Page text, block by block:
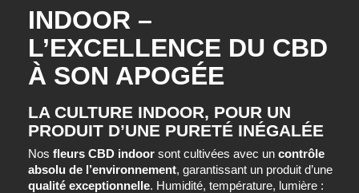
INDOOR –
L’EXCELLENCE DU CBD
À SON APOGÉE
LA CULTURE INDOOR, POUR UN
PRODUIT D’UNE PURETÉ INÉGALÉE
Nos fleurs CBD indoor sont cultivées avec uncontrôle
absolu de l’environnement, garantissant un produit d’une
qualité exceptionnelle. Humidité, température, lumière :